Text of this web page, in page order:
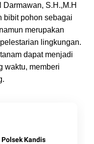
S.H.,M.H
bibit pohon sebagai
merupakan
lingkungan.
dapat menjadi
waktu, memberi
Kandis